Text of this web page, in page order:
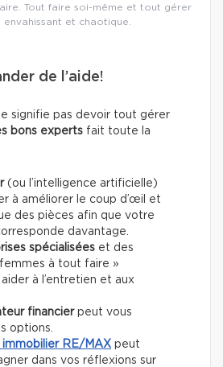
Tout faire soi-même et tout gérer
et chaotique.
de l’aide!
signifie pas devoir tout gérer
bons experts fait toute la
(ou l’intelligence artificielle)
à améliorer le coup d’œil et
des pièces afin que votre
davantage.
spécialisées et des
à tout faire »
à l’entretien et aux
financierpeut vous
options.
RE/MAX peut
dans vos réflexions sur